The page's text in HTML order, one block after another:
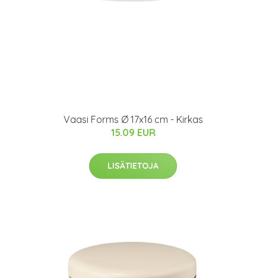
Vaasi Forms Ø 17x16 cm - Kirkas
15.09 EUR
LISÄTIETOJA